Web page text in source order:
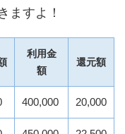
ますよ！
利用金
額
還元額
400,000 20,000